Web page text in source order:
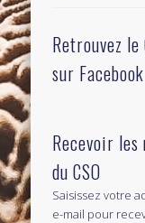
Retrouvez le
sur Facebook
Recevoir les
du CSO
Saisissez votre
e-mail pour